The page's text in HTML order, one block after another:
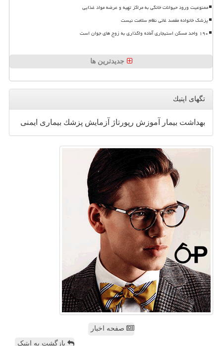
ممنوعیت ورود حیوانات خانگی به مراکز تهیه و عرضه مواد غذایی
پزشک خانواده مقصد غائی نظام سلامت نیست
۱۹۰ واحد مسکن استیجاری آماده واگذاری به زوج های جوان است
جدیدترین ها
تگهای اپتیك
بهداشت بیمار آموزش رپورتاژ آزمایش پزشك بیماری ایمنی
صفحه اخبار
بازگشت به اپتیک